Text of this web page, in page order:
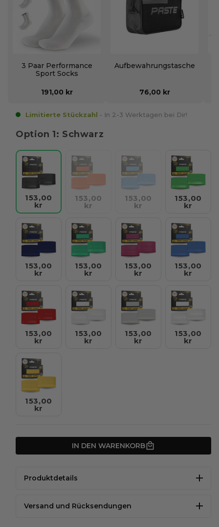
3 Paar Performance
Sport Socks
191,00 kr
Aufbewahrungstasche
76,00 kr
Limitierte Stückzahl - In 2-3 Werktagen bei Dir!
Option 1: Schwarz
153,00
kr
153,00
kr
153,00
kr
153,00
kr
153,00
kr
153,00
kr
153,00
kr
153,00
kr
153,00
kr
153,00
kr
153,00
kr
153,00
kr
153,00
kr
IN DEN WARENKORB
Produktdetails
Versand und Rücksendungen